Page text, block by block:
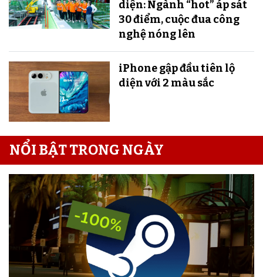
diện: Ngành “hot” áp sát
30 điểm, cuộc đua công
nghệ nóng lên
iPhone gập đầu tiên lộ
diện với 2 màu sắc
NỔI BẬT TRONG NGÀY